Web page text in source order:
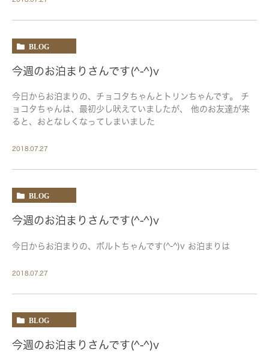
BLOG
今週のお泊まりさんです(^-^)v
今日からお泊まりの、チョコタちゃんとトリンちゃんです。 チ
ョコタちゃんは、最初少し吠えていましたが、 他のお友達が来
ると、おとなしくなってしまいました
2018.07.27
BLOG
今週のお泊まりさんです(^-^)v
今日からお泊まりの、ボルトちゃんです(^-^)v お泊まりは
2018.07.27
BLOG
今週のお泊まりさんです(^-^)v